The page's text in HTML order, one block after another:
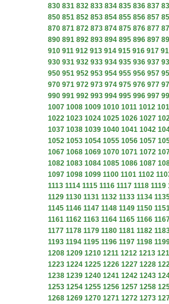
830 831 832 833 834 835 836 837
850 851 852 853 854 855 856 857
870 871 872 873 874 875 876 877
890 891 892 893 894 895 896 897
910 911 912 913 914 915 916 917
930 931 932 933 934 935 936 937
950 951 952 953 954 955 956 957
970 971 972 973 974 975 976 977
990 991 992 993 994 995 996 997
1007 1008 1009 1010 1011 1012
1022 1023 1024 1025 1026 1027
1037 1038 1039 1040 1041 1042
1052 1053 1054 1055 1056 1057
1067 1068 1069 1070 1071 1072
1082 1083 1084 1085 1086 1087
1097 1098 1099 1100 1101 1102
1113 1114 1115 1116 1117 1118 1119
1129 1130 1131 1132 1133 1134
1145 1146 1147 1148 1149 1150
1161 1162 1163 1164 1165 1166
1177 1178 1179 1180 1181 1182
1193 1194 1195 1196 1197 1198
1208 1209 1210 1211 1212 1213
1223 1224 1225 1226 1227 1228
1238 1239 1240 1241 1242 1243
1253 1254 1255 1256 1257 1258
1268 1269 1270 1271 1272 1273